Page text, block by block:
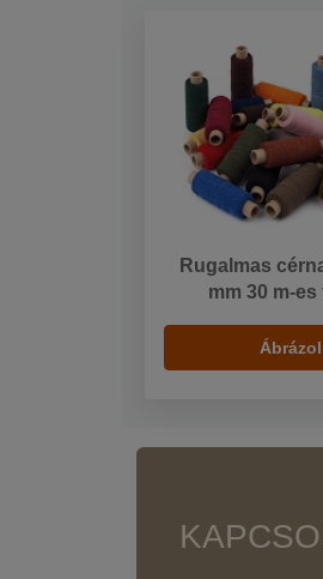
Rugalmas
mm 30 m-